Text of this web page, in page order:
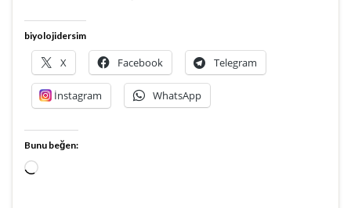
biyolojidersim
X Facebook Telegram
İnstagram WhatsApp
Bunu beğen:
Yükleniyor...